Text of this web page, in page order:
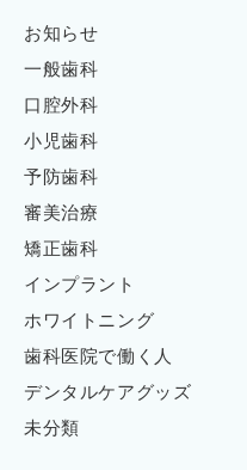
お知らせ
一般歯科
口腔外科
小児歯科
予防歯科
審美治療
矯正歯科
インプラント
ホワイトニング
歯科医院で働く人
デンタルケアグッズ
未分類